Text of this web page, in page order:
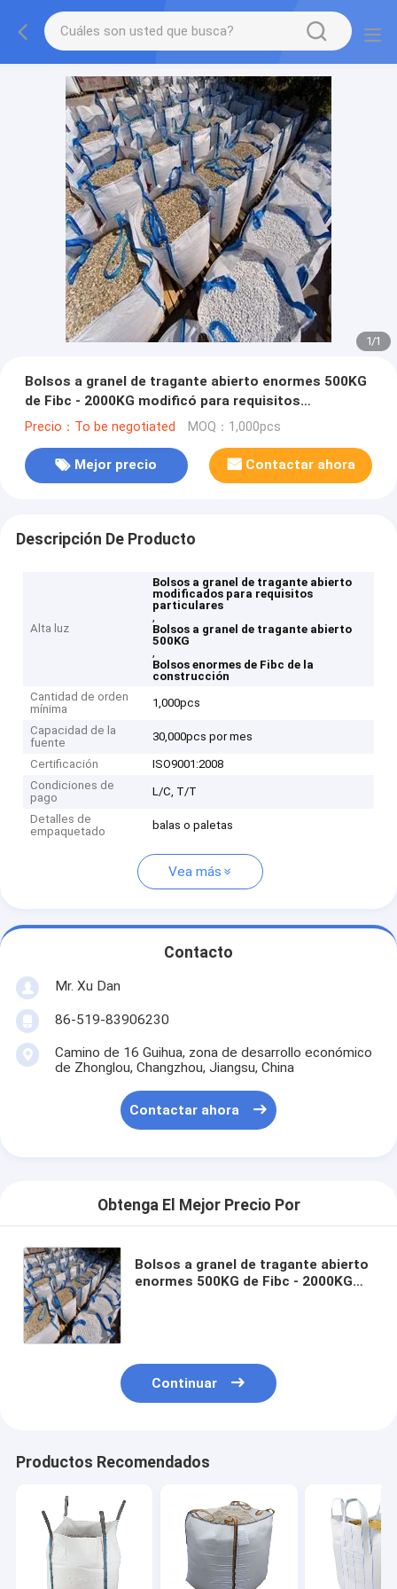
1/1
Bolsos a granel de tragante abierto enormes 500KG
de Fibc - 2000KG modificó para requisitos
particulares para la construcción
Precio：To be negotiated MOQ：1,000pcs
Mejor precio Contactar ahora
Descripción De Producto
Alta luz
Bolsos a granel de tragante abierto
modificados para requisitos
particulares
,
Bolsos a granel de tragante abierto
500KG
,
Bolsos enormes de Fibc de la
construcción
Cantidad de orden
mínima
1,000pcs
Capacidad de la
fuente
30,000pcs por mes
Certificación
ISO9001:2008
Condiciones de
pago
L/C, T/T
Detalles de
empaquetado
balas o paletas
Vea más
Contacto
Mr. Xu Dan
86-519-83906230
Camino de 16 Guihua, zona de desarrollo económico
de Zhonglou, Changzhou, Jiangsu, China
Contactar ahora
Obtenga El Mejor Precio Por
Bolsos a granel de tragante abierto
enormes 500KG de Fibc - 2000KG
Continuar
Productos Recomendados